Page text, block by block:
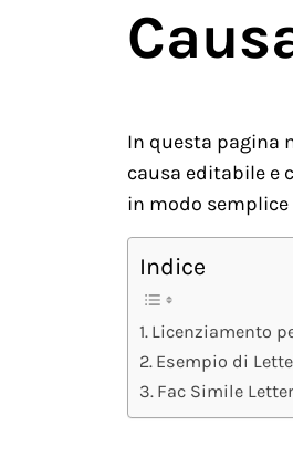
In questa pagina
causa editabile e
in modo semplice
Indice
Licenziamento
Esempio di
Fac Simile